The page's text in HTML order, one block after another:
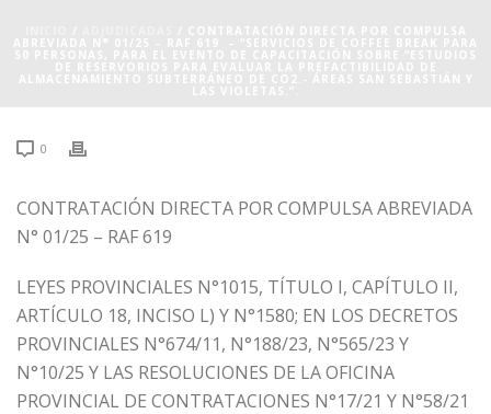
0
CONTRATACIÓN DIRECTA POR COMPULSA ABREVIADA
N° 01/25 – RAF 619
LEYES PROVINCIALES N°1015, TÍTULO I, CAPÍTULO II,
ARTÍCULO 18, INCISO L) Y N°1580; EN LOS DECRETOS
PROVINCIALES N°674/11, N°188/23, N°565/23 Y
N°10/25 Y LAS RESOLUCIONES DE LA OFICINA
PROVINCIAL DE CONTRATACIONES N°17/21 Y N°58/21